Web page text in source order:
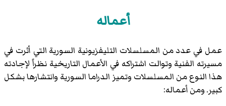
أعماله
عمل في عدد من المسلسلات التليفزيونية السورية التي أثرت في
مسيرته الفنية وتوالت اشتراكه في الأعمال التاريخية نظراً لإجادته
هذا النوع من المسلسلات وتميز الدراما السورية وانتشارها بشكل
كبير. ومن أعماله: